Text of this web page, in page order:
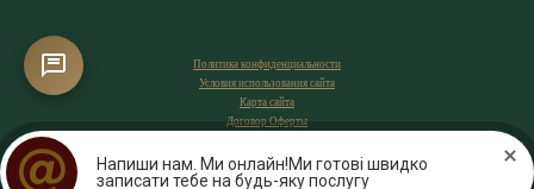
Политика конфиденциальности
Условия использования сайта
Карта сайта
Договор Оферты
Напиши нам. Ми онлайн!Ми готові швидко
записати тебе на будь-яку послугу